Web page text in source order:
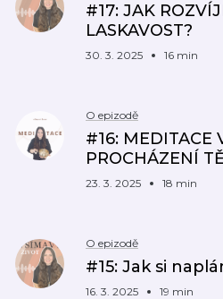
#17: JAK
LASKAVOST?
30. 3. 2025 16 min
O epizodě
#16: MEDITACE
PROCHÁZENÍ
23. 3. 2025 18 min
O epizodě
#15: Jak si
16. 3. 2025 19 min